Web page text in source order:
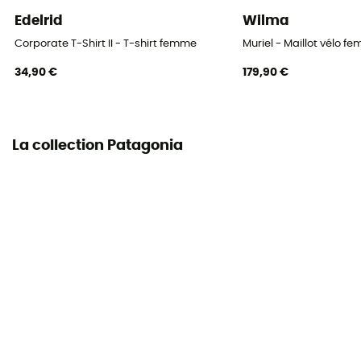
Edelrid
Corporate T-Shirt II - T-shirt femme
34,90 €
Wilma
Muriel - Maillot vélo
179,90 €
La collection Patagonia